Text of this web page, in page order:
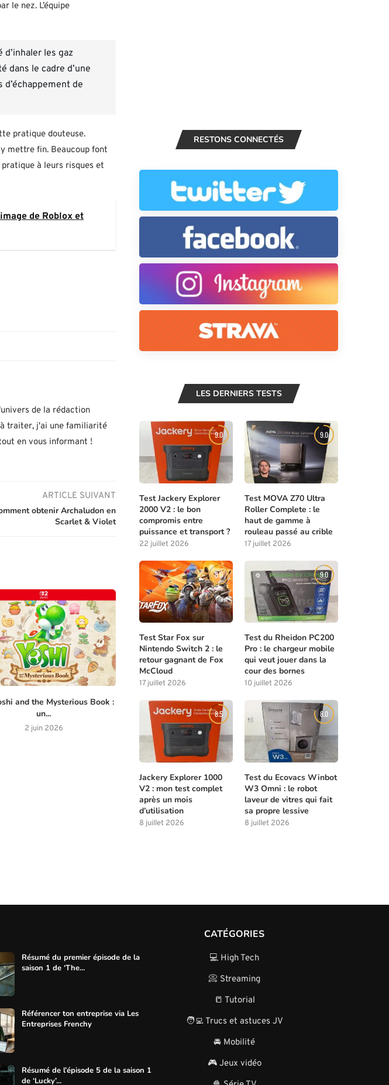
le nez. L’équipe
les gaz
dans le cadre d’une
de
pratique douteuse.
mettre fin. Beaucoup font
à leurs risques et
de Roblox et
de la rédaction
à traiter, j'ai une familiarité
en vous informant !
ARTICLE SUIVANT
obtenir Archaludon en
Scarlet & Violet
and the Mysterious Book :
un...
2 juin 2026
Nintendo surprend tout le monde : le
retour...
7 mai 2026
GTA 6 : Pourquoi
délaisse-t-il le...
RESTONS CONNECTÉS
LES DERNIERS TESTS
9.0
Test Jackery Explorer
2000 V2 : le bon
compromis entre
puissance et transport ?
22 juillet 2026
9.0
Test MOVA Z70 Ultra
Roller Complete : le
haut de gamme à
rouleau passé au crible
17 juillet 2026
8.0
Test Star Fox sur
Nintendo Switch 2 : le
retour gagnant de Fox
McCloud
17 juillet 2026
9.0
Test du Rheidon PC200
Pro : le chargeur mobile
qui veut jouer dans la
cour des bornes
10 juillet 2026
8.5
Jackery Explorer 1000
V2 : mon test complet
après un mois
d’utilisation
8 juillet 2026
8.0
Test du Ecovacs Winbot
W3 Omni : le robot
laveur de vitres qui fait
sa propre lessive
8 juillet 2026
Résumé du premier épisode de la
saison 1 de ‘The...
Référencer ton entreprise via Les
Entreprises Frenchy
Résumé de l’épisode 5 de la saison 1
de ‘Lucky’...
CATÉGORIES
💻 High Tech
📀 Streaming
📒 Tutorial
🧑‍💻 Trucs et astuces JV
🚘 Mobilité
🎮 Jeux vidéo